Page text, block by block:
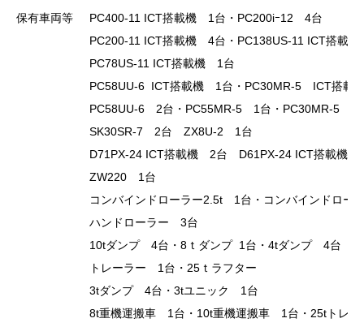
保有車両等
PC400-11 ICT搭載機 1台・PC200iｰ12 4台
PC200-11 ICT搭載機 4台・PC138US-11 ICT搭載
PC78US-11 ICT搭載機 1台
PC58UU-6 ICT搭載機 1台・PC30MR-5 ICT搭載
PC58UU-6 2台・PC55MR-5 1台・PC30MR-5 2
SK30SR-7 2台 ZX8U-2 1台
D71PX-24 ICT搭載機 2台 D61PX-24 ICT搭載機
ZW220 1台
コンバインドローラー2.5t 1台・コンバインドロー
ハンドローラー 3台
10tダンプ 4台・8ｔダンプ 1台・4tダンプ 4台
トレーラー 1台・25ｔラフター
3tダンプ 4台・3tユニック 1台
8t重機運搬車 1台・10t重機運搬車 1台・25tトレ